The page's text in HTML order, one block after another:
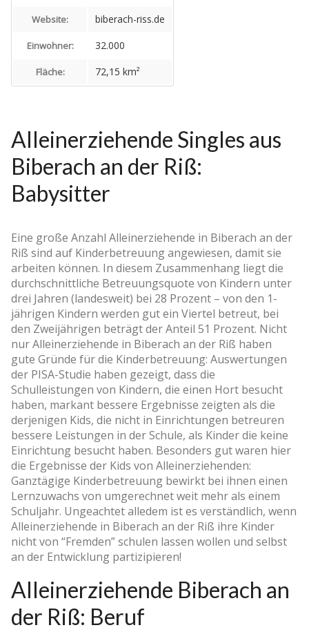
Website: biberach-riss.de
Einwohner: 32.000
Fläche: 72,15 km²
Alleinerziehende Singles aus
Biberach an der Riß:
Babysitter
Eine große Anzahl Alleinerziehende in Biberach an der
Riß sind auf Kinderbetreuung angewiesen, damit sie
arbeiten können. In diesem Zusammenhang liegt die
durchschnittliche Betreuungsquote von Kindern unter
drei Jahren (landesweit) bei 28 Prozent – von den 1-
jährigen Kindern werden gut ein Viertel betreut, bei
den Zweijährigen beträgt der Anteil 51 Prozent. Nicht
nur Alleinerziehende in Biberach an der Riß haben
gute Gründe für die Kinderbetreuung: Auswertungen
der PISA-Studie haben gezeigt, dass die
Schulleistungen von Kindern, die einen Hort besucht
haben, markant bessere Ergebnisse zeigten als die
derjenigen Kids, die nicht in Einrichtungen betreuren
bessere Leistungen in der Schule, als Kinder die keine
Einrichtung besucht haben. Besonders gut waren hier
die Ergebnisse der Kids von Alleinerziehenden:
Ganztägige Kinderbetreuung bewirkt bei ihnen einen
Lernzuwachs von umgerechnet weit mehr als einem
Schuljahr. Ungeachtet alledem ist es verständlich, wenn
Alleinerziehende in Biberach an der Riß ihre Kinder
nicht von “Fremden” schulen lassen wollen und selbst
an der Entwicklung partizipieren!
Alleinerziehende Biberach an
der Riß: Beruf